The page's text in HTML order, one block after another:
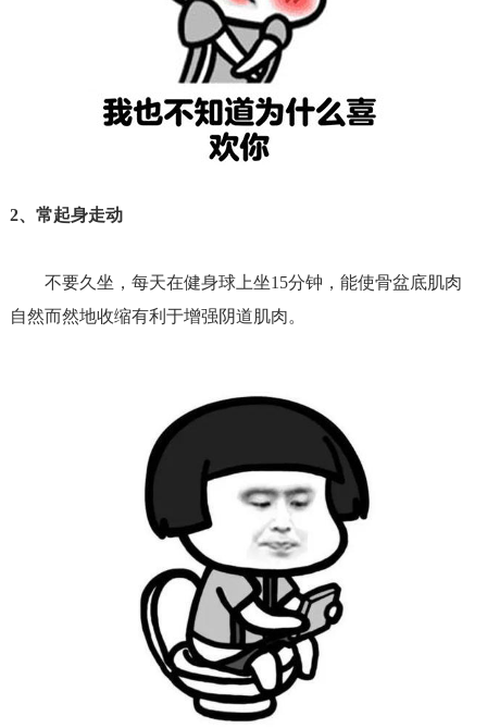
2、 常起身走动
不要久坐，每天在健身球上坐15分钟，能使骨盆底肌肉
自然而然地收缩有利于增强阴道肌肉。